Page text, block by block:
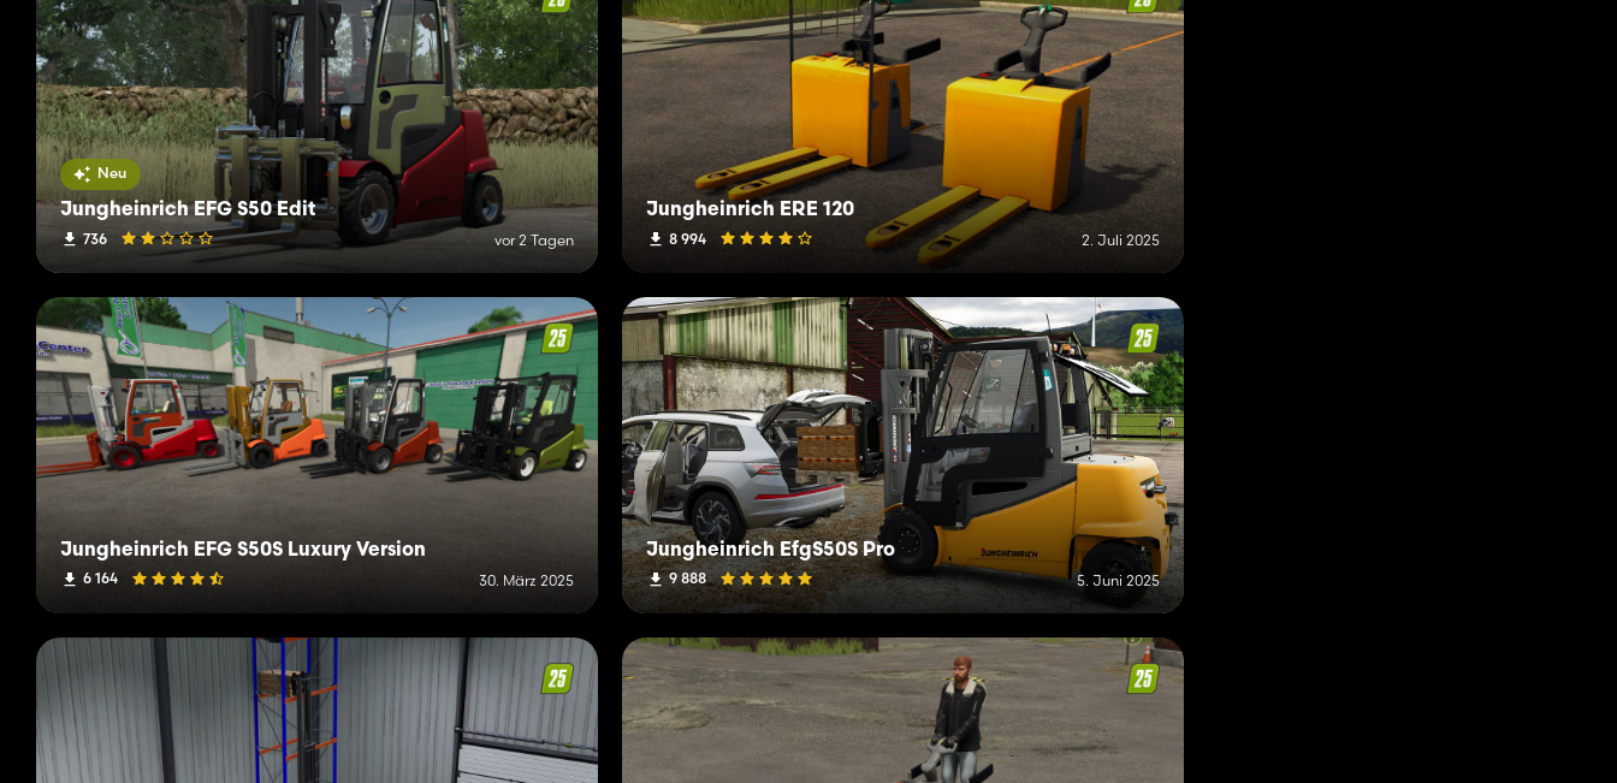
Neu
Jungheinrich EFG S50 Edit
736 vor 2 Tagen
Jungheinrich ERE 120
8 994 2. Juli 2025
Jungheinrich EFG S50S Luxury Version
6 164 30. März 2025
Jungheinrich EfgS50S Pro
9 888 5. Juni 2025